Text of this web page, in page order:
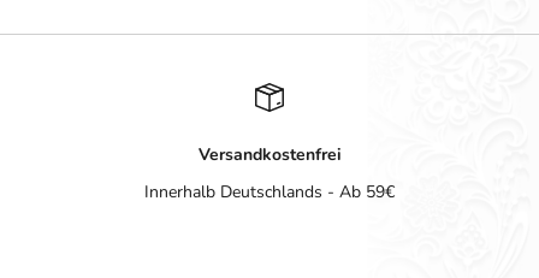
Versandkostenfrei
Innerhalb Deutschlands - Ab 59€